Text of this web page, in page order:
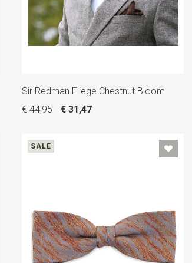
Sir Redman Fliege Chestnut Bloom
€ 44,95
€ 31,47
SALE